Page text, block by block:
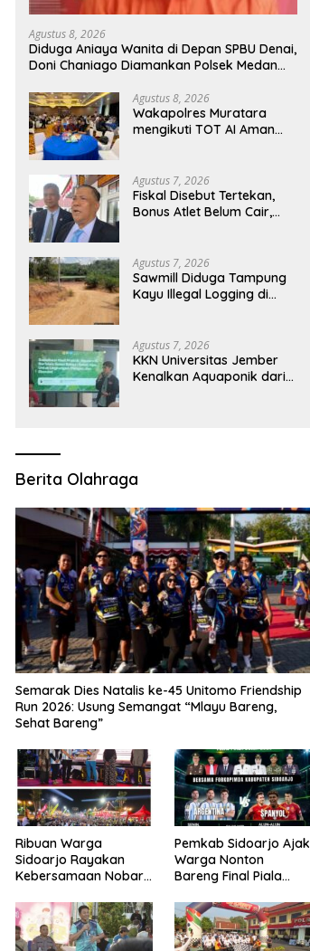
Agustus 8, 2026
Diduga Aniaya Wanita di Depan SPBU Denai,
Doni Chaniago Diamankan Polsek Medan
Agustus 8, 2026
Wakapolres Muratara
mengikuti TOT AI Aman
Agustus 7, 2026
Fiskal Disebut Tertekan,
Bonus Atlet Belum Cair,
Agustus 7, 2026
Sawmill Diduga Tampung
Kayu Illegal Logging di
Lokasi
Agustus 7, 2026
KKN Universitas Jember
Kenalkan Aquaponik dari
Berita Olahraga
Semarak Dies Natalis ke-45 Unitomo Friendship
Run 2026: Usung Semangat “Mlayu Bareng,
Sehat Bareng”
Ribuan Warga
Sidoarjo Rayakan
Kebersamaan Nobar
Bersama Bupati
Subandi dan
Forkopimda
Pemkab Sidoarjo Ajak
Warga Nonton
Bareng Final Piala
Berhadiah Umroh